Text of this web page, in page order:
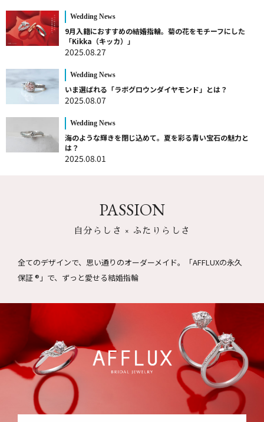
Wedding News
9月入籍におすすめの結婚指輪。菊の花をモチーフにした
「Kikka（キッカ）」
2025.08.27
Wedding News
いま選ばれる「ラボグロウンダイヤモンド」とは？
2025.08.07
Wedding News
海のような輝きを閉じ込めて。夏を彩る青い宝石の魅力と
は？
2025.08.01
PASSION
自分らしさ × ふたりらしさ
全てのデザインで、思い通りのオーダーメイド。
「AFFLUXの永久
保証 ®」で、ずっと愛せる結婚指輪